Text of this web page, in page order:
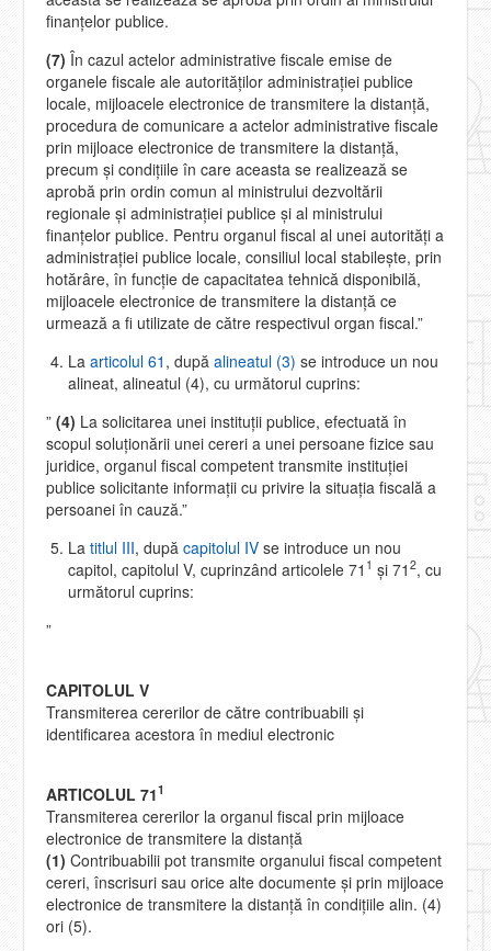
finanţelor publice.
(7) În cazul actelor administrative fiscale emise de
organele fiscale ale autorităţilor administraţiei publice
locale, mijloacele electronice de transmitere la distanţă,
procedura de comunicare a actelor administrative fiscale
prin mijloace electronice de transmitere la distanţă,
precum şi condiţiile în care aceasta se realizează se
aprobă prin ordin comun al ministrului dezvoltării
regionale şi administraţiei publice şi al ministrului
finanţelor publice. Pentru organul fiscal al unei autorităţi a
administraţiei publice locale, consiliul local stabileşte, prin
hotărâre, în funcţie de capacitatea tehnică disponibilă,
mijloacele electronice de transmitere la distanţă ce
urmează a fi utilizate de către respectivul organ fiscal.”
Laarticolul 61 , dupăalineatul (3) se introduce un nou
alineat, alineatul (4), cu următorul cuprins:
”(4) La solicitarea unei instituţii publice, efectuată în
scopul soluţionării unei cereri a unei persoane fizice sau
juridice, organul fiscal competent transmite instituţiei
publice solicitante informaţii cu privire la situaţia fiscală a
persoanei în cauză.”
Latitlul III, dupăcapitolul IV se introduce un nou
capitol, capitolul V, cuprinzând articolele 71 1 şi 712, cu
următorul cuprins:
”
CAPITOLUL V
Transmiterea cererilor de către contribuabili şi
identificarea acestora în mediul electronic
ARTICOLUL 711
Transmiterea cererilor la organul fiscal prin mijloace
electronice de transmitere la distanţă
(1) Contribuabilii pot transmite organului fiscal competent
cereri, înscrisuri sau orice alte documente şi prin mijloace
electronice de transmitere la distanţă în condiţiile alin. (4)
ori (5).